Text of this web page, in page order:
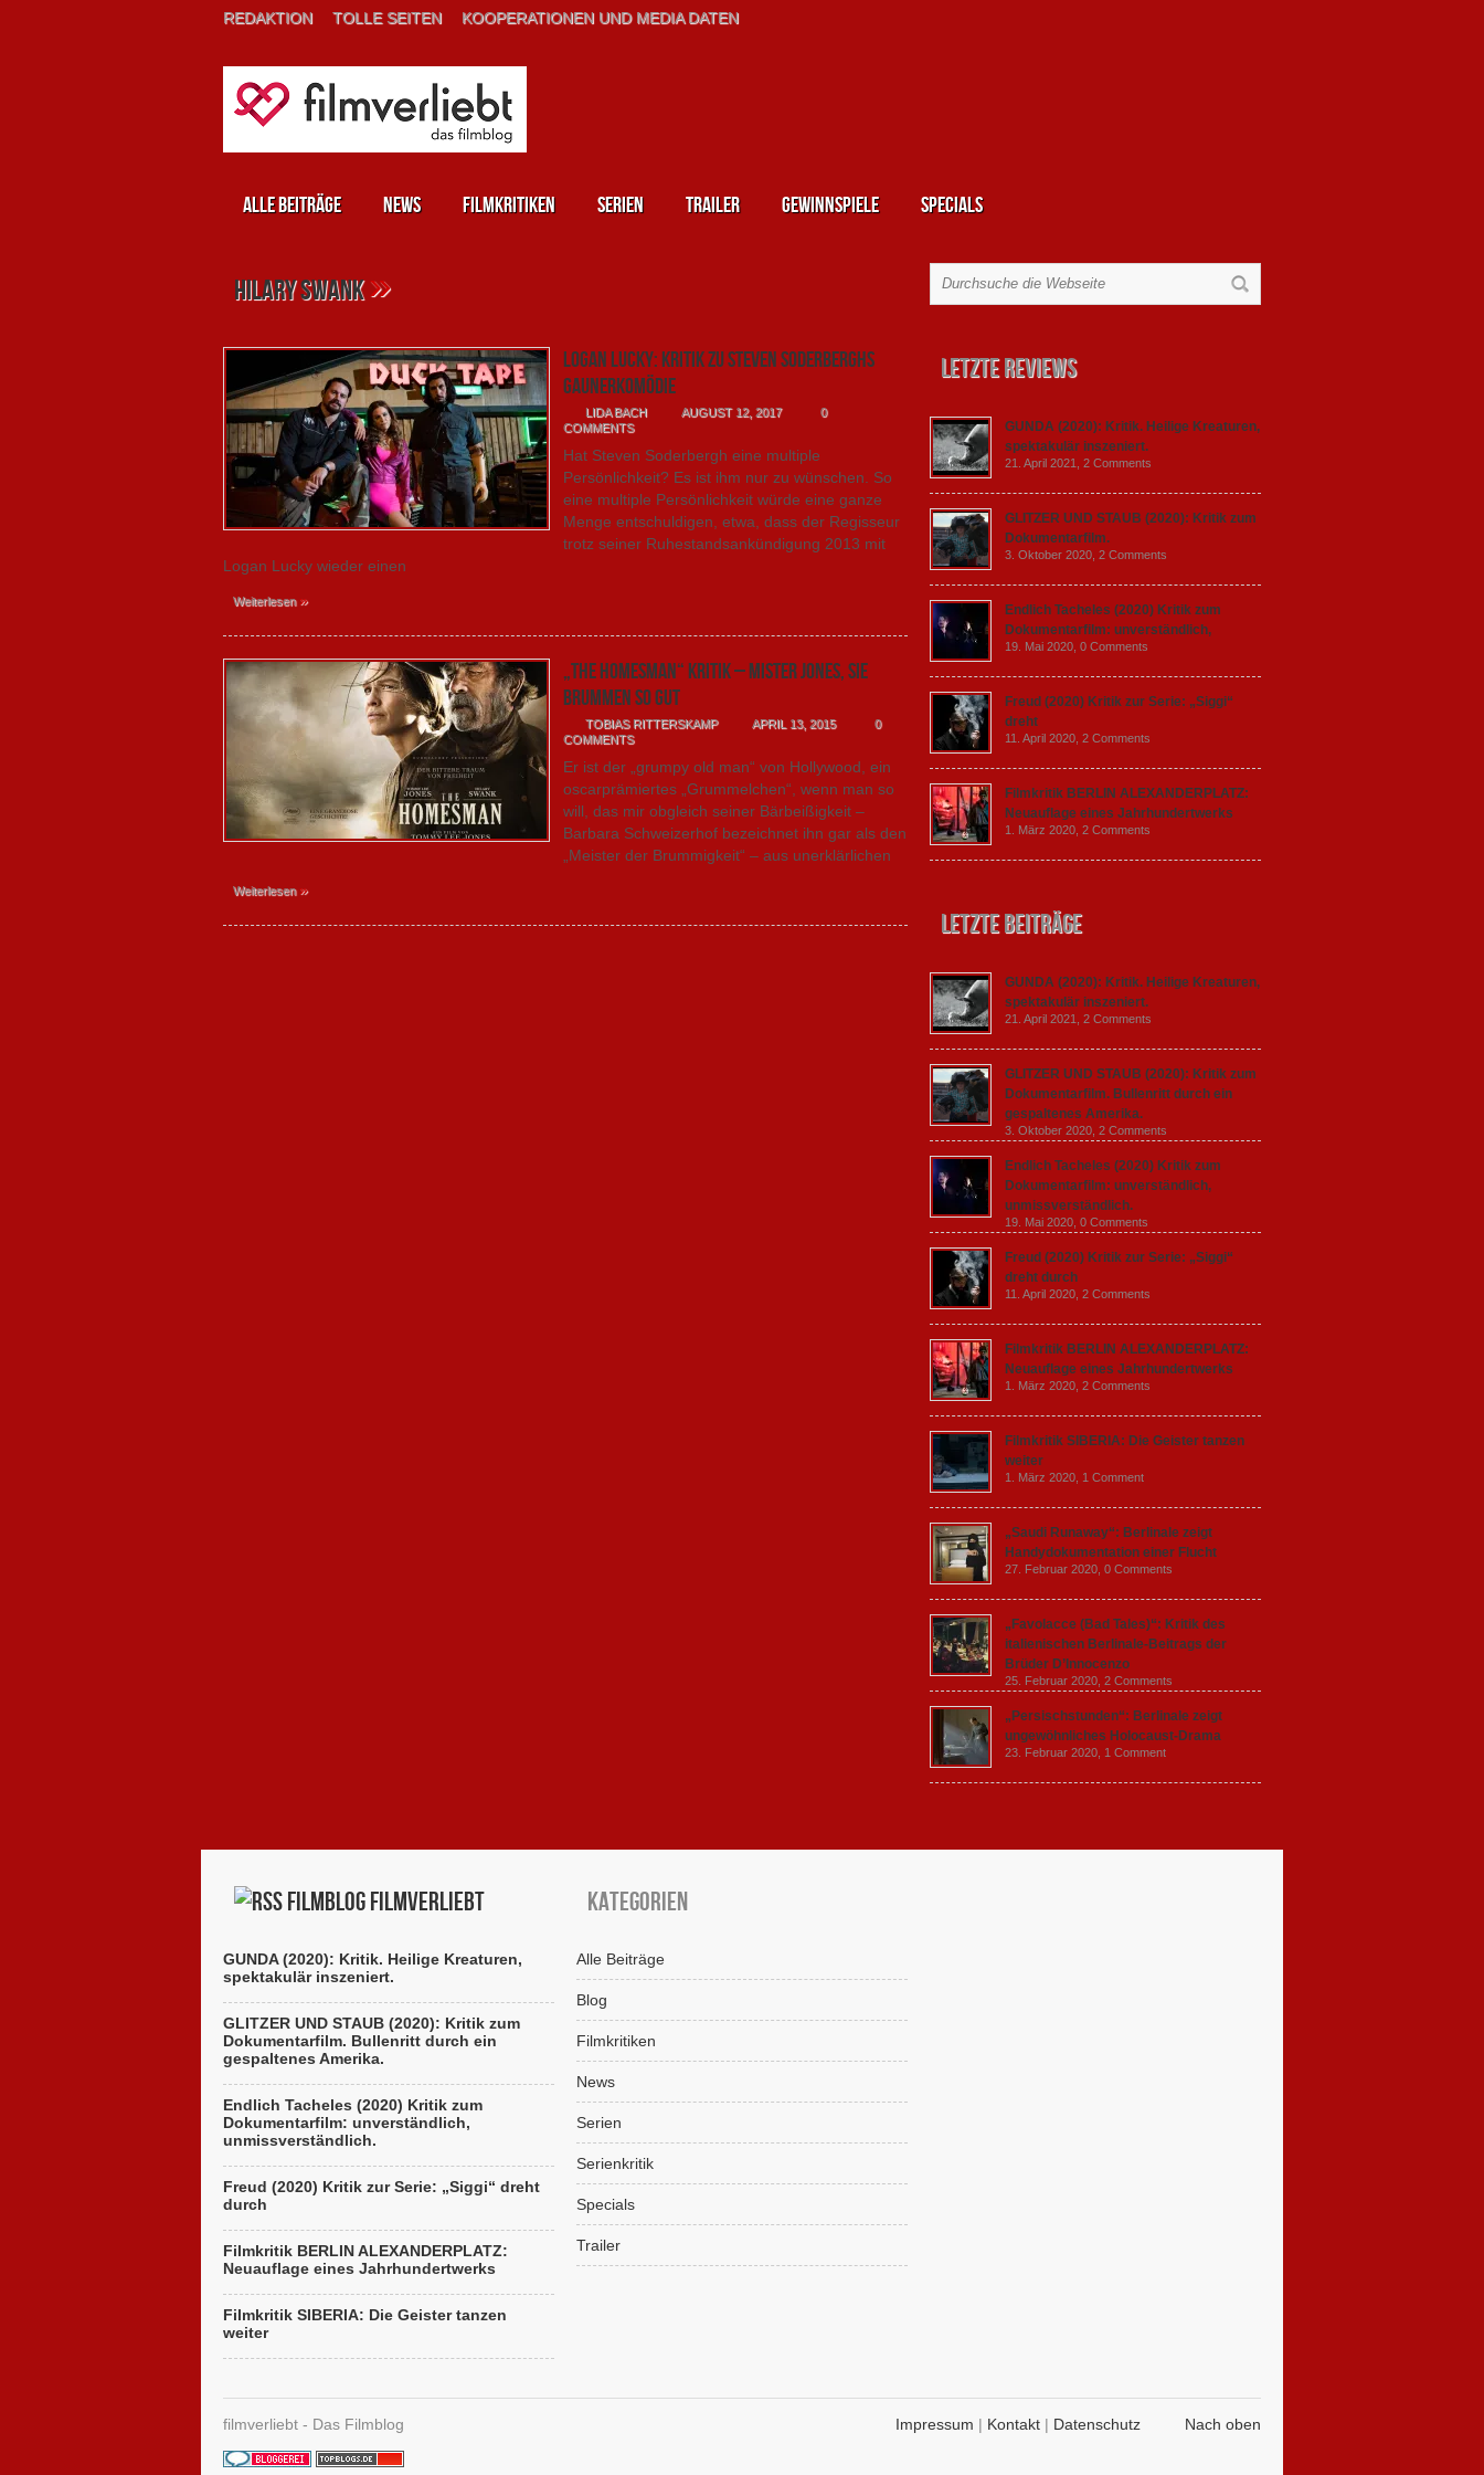
REDAKTION TOLLE SEITEN KOOPERATIONEN UND MEDIA DATEN
Alle Beiträge News Filmkritiken Serien Trailer Gewinnspiele Specials
Hilary Swank»
Logan Lucky: Kritik zu Steven Soderberghs
Gaunerkomödie
LIDA BACH AUGUST 12, 2017
0
COMMENTS
Hat Steven Soderbergh eine multiple
Persönlichkeit? Es ist ihm nur zu wünschen. So
eine multiple Persönlichkeit würde eine ganze
Menge entschuldigen, etwa, dass der Regisseur
trotz seiner Ruhestandsankündigung 2013 mit
Logan Lucky wieder einen
Weiterlesen »
„The Homesman“ Kritik – Mister Jones, Sie
brummen so gut
TOBIAS RITTERSKAMP APRIL 13, 2015
0
COMMENTS
Er ist der „grumpy old man“ von Hollywood, ein
oscarprämiertes „Grummelchen“, wenn man so
will, das mir obgleich seiner Bärbeißigkeit –
Barbara Schweizerhof bezeichnet ihn gar als den
„Meister der Brummigkeit“ – aus unerklärlichen
Weiterlesen »
Letzte Reviews
GUNDA (2020): Kritik. Heilige Kreaturen,
spektakulär inszeniert.
21. April 2021, 2 Comments
GLITZER UND STAUB (2020): Kritik zum
Dokumentarfilm.
3. Oktober 2020, 2 Comments
Endlich Tacheles (2020) Kritik zum
Dokumentarfilm: unverständlich,
19. Mai 2020, 0 Comments
Freud (2020) Kritik zur Serie: „Siggi“
dreht
11. April 2020, 2 Comments
Filmkritik BERLIN ALEXANDERPLATZ:
Neuauflage eines Jahrhundertwerks
1. März 2020, 2 Comments
Letzte Beiträge
GUNDA (2020): Kritik. Heilige Kreaturen,
spektakulär inszeniert.
21. April 2021, 2 Comments
GLITZER UND STAUB (2020): Kritik zum
Dokumentarfilm. Bullenritt durch ein
gespaltenes Amerika.
3. Oktober 2020, 2 Comments
Endlich Tacheles (2020) Kritik zum
Dokumentarfilm: unverständlich,
unmissverständlich.
19. Mai 2020, 0 Comments
Freud (2020) Kritik zur Serie: „Siggi“
dreht durch
11. April 2020, 2 Comments
Filmkritik BERLIN ALEXANDERPLATZ:
Neuauflage eines Jahrhundertwerks
1. März 2020, 2 Comments
Filmkritik SIBERIA: Die Geister tanzen
weiter
1. März 2020, 1 Comment
„Saudi Runaway“: Berlinale zeigt
Handydokumentation einer Flucht
27. Februar 2020, 0 Comments
„Favolacce (Bad Tales)“: Kritik des
italienischen Berlinale-Beitrags der
Brüder D’Innocenzo
25. Februar 2020, 2 Comments
„Persischstunden“: Berlinale zeigt
ungewöhnliches Holocaust-Drama
23. Februar 2020, 1 Comment
Filmblog filmverliebt
GUNDA (2020): Kritik. Heilige Kreaturen,
spektakulär inszeniert.
GLITZER UND STAUB (2020): Kritik zum
Dokumentarfilm. Bullenritt durch ein
gespaltenes Amerika.
Endlich Tacheles (2020) Kritik zum
Dokumentarfilm: unverständlich,
unmissverständlich.
Freud (2020) Kritik zur Serie: „Siggi“ dreht
durch
Filmkritik BERLIN ALEXANDERPLATZ:
Neuauflage eines Jahrhundertwerks
Filmkritik SIBERIA: Die Geister tanzen
weiter
Kategorien
Alle Beiträge
Blog
Filmkritiken
News
Serien
Serienkritik
Specials
Trailer
filmverliebt - Das Filmblog Impressum | Kontakt | Datenschutz Nach oben